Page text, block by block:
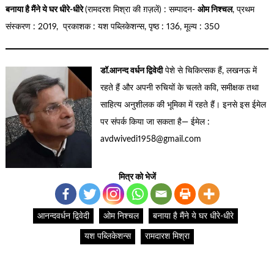
बनाया है मैंने ये घर धीरे-धीरे(रामदरश मिश्रा की ग़ज़लें) : सम्पादन- ओम निश्चल, प्रथम
संस्करण : 2019, प्रकाशक : यश पब्लिकेशन्स, पृष्ठ : 136, मूल्य : 350
डॉ.आनन्द वर्धन द्विवेदीपेशे से चिकित्सक हैं, लखनऊ में
रहते हैं और अपनी रुचियों के चलते कवि, समीक्षक तथा
साहित्य अनुशीलक की भूमिका में रहते हैं। इनसे इस ईमेल
पर संपर्क किया जा सकता है— ईमेल :
avdwivedi1958@gmail.com
मित्र को भेजें
आनन्दवर्धन द्विवेदी ओम निश्चल बनाया है मैंने ये घर धीरे-धीरे
यश पब्लिकेशन्स रामदारश मिश्रा